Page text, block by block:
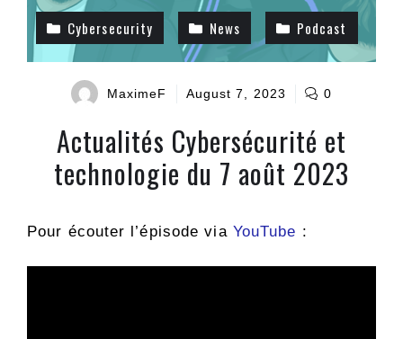
Cybersecurity News Podcast
MaximeF August 7, 2023 0
Actualités Cybersécurité et
technologie du 7 août 2023
Pour écouter l’épisode via YouTube :